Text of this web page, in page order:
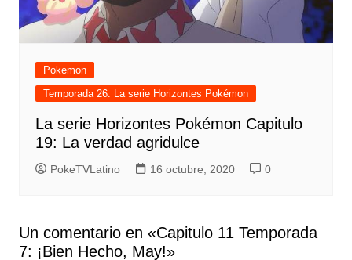
Pokemon
Temporada 26: La serie Horizontes Pokémon
La serie Horizontes Pokémon Capitulo
19: La verdad agridulce
PokeTVLatino 16 octubre, 2020 0
Un comentario en «Capitulo 11 Temporada
7: ¡Bien Hecho, May!»